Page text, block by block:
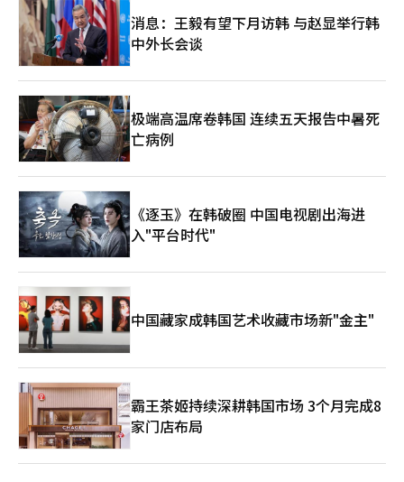
时，平坦的地面舞台便形成。解说员分享了一个有趣的故事：“一
位观众靠在舒适的垫子上看演出，打了个盹，醒来时发现演员就在
眼前，惊吓不已。”这正是这个空间自由度的体现。 ◆ 城市中的
纪念空间‘感恩花园’与艺术旅游的未来 艺术之旅从剧院门口自
然延续到光化门广场。最近在光化门广场新开设的“感恩花园”是
最后的目的地。感恩花园是一个缅怀6·25战争参战国的城市纪念
空间。 与美国华盛顿D.C.的退伍军人纪念馆或英国国家纪念林不
同，这里位于市民繁忙的日常生活中，是一个开放的公共场所。它
在光化门这一韩国历史的心脏地带，体现了不忘分裂民族的痛苦历
史和对参战国的敬意。 花园地面上矗立着23个高6.25米的雕塑，
象征着朝鲜战争爆发日6月25日。数字23代表着当年为保卫这片土
地而流血的参战国（国军及22个参战国）的崇高奉献。特别是部分
雕塑使用了参战国直接捐赠的石材，增强了空间的象征性。 每天
晚上，在规定时间，23个象征物会向天空发射激光秀“感恩之光
23”。在夜空中闪烁的光束下漫步，令人感受到过去的牺牲与现在
的和平夜景之间的联系。 脚步自然向地下移动。地下设有沉浸式
媒体展览空间“自由厅”，通过媒体艺术深刻投射战争的痛苦记忆
与泪水，以及从废墟中崛起的韩国的辉煌成长，留下深刻的余韵。
随行的首尔旅游基金会代表吉基妍表示：“在李舜臣将军和世宗大
王雕像守护的光化门广场，感恩花园和地下媒体艺术的结合，形成
了新的观赏组合。”她进一步强调：“当我们在国外旅行时看到太
极旗时感到亲切和感动，外国游客在这个先辈们流血保卫的自由之
地发现自己国家的国旗时，也会感受到珍贵的感动。”这让人深刻
体会到艺术与空间如何抚慰痛苦的历史，温暖日常生活。 世宗文
化会馆的相关人士透露：“已经有60多名外国游客因外媒报道而前
来。”超过3万元的费用和70分钟的时间绝对不算浪费，因为这让
消息：王毅有望下月访韩 与赵显举行韩
中外长会谈
极端高温席卷韩国 连续五天报告中暑死
亡病例
《逐玉》在韩破圈 中国电视剧出海进
入"平台时代"
中国藏家成韩国艺术收藏市场新"金主"
霸王茶姬持续深耕韩国市场 3个月完成8
家门店布局